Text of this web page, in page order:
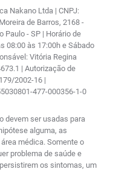
Nakano Ltda | CNPJ:
de Barros, 2168 -
Paulo - SP | Horário de
08:00 às 17:00h e Sábado
Vitória Regina
| Autorização de
2002-16 |
477-000356-1-0
devem ser usadas para
alguma, as
médica. Somente o
problema de saúde e
os sintomas, um